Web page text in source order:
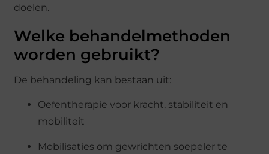
doelen.
Welke behandelmethoden
worden gebruikt?
De behandeling kan bestaan uit:
Oefentherapie voor kracht, stabiliteit en
mobiliteit
Mobilisaties om gewrichten soepeler te